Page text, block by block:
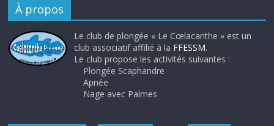
À propos
Le club de plongée « Le Cœlacanthe » est un
club associatif affilié à la FFESSM.
Le club propose les activités suivantes :
Plongée Scaphandre
Apnée
Nage avec Palmes